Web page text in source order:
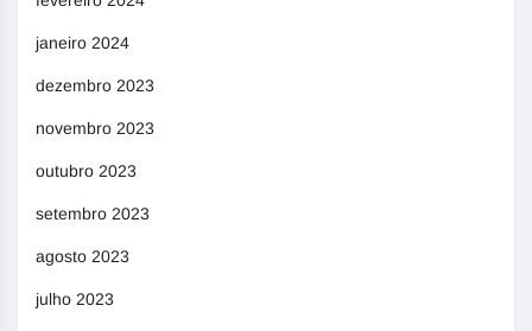
janeiro 2024
dezembro 2023
novembro 2023
outubro 2023
setembro 2023
agosto 2023
julho 2023